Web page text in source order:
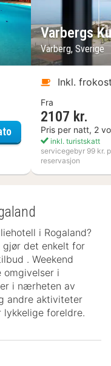
Kosta Boda Art Hotel
Varbergs
Varberg, Sverige
Inkl.
Fra
2107 kr.
Pris per natt, 2
inkl. turistskatt
servicegebyr 99 kr.
reservasjon
i Rogaland?
gjør det enkelt for
. Weekend
omgivelser i
i nærheten av
andre aktiviteter
lykkelige foreldre.